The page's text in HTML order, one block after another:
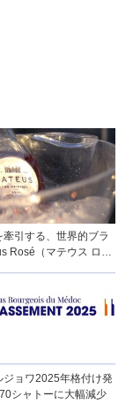
牽引する、世界的ブラ
Rosé（マテウス ロ
ジョワ2025年格付け発
シャトーに大幅減少